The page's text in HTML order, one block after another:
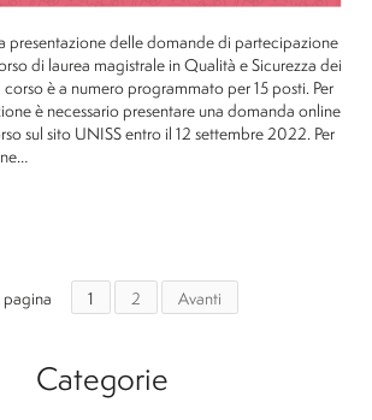
presentazione delle domande di partecipazione
di laurea magistrale in Qualità e Sicurezza dei
è a numero programmato per 15 posti. Per
è necessario presentare una domanda online
sul sito UNISS entro il 12 settembre 2022. Per
pagina 1 2 Avanti
Categorie